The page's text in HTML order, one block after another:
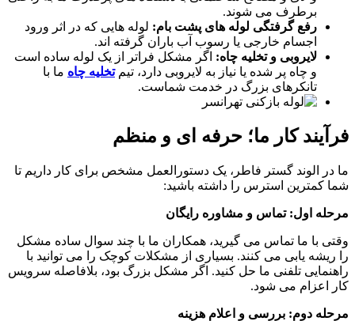
برطرف می شوند.
رفع گرفتگی لوله های پشت بام: لوله هایی که در اثر ورود
اجسام خارجی یا رسوب آب باران گرفته اند.
لایروبی و تخلیه چاه: اگر مشکل فراتر از یک لوله ساده است
و چاه پر شده یا نیاز به لایروبی دارد، تیمتخلیه چاه ما با
تانکرهای بزرگ در خدمت شماست.
فرآیند کار ما؛ حرفه ای و منظم
ما در الوند گستر فاطر، یک دستورالعمل مشخص برای کار داریم تا
شما کمترین استرس را داشته باشید:
مرحله اول: تماس و مشاوره رایگان
وقتی با ما تماس می گیرید، همکاران ما با چند سوال ساده مشکل
را ریشه یابی می کنند. بسیاری از مشکلات کوچک را می توانید با
راهنمایی تلفنی ما حل کنید. اگر مشکل بزرگ بود، بلافاصله سرویس
کار اعزام می شود.
مرحله دوم: بررسی و اعلام هزینه